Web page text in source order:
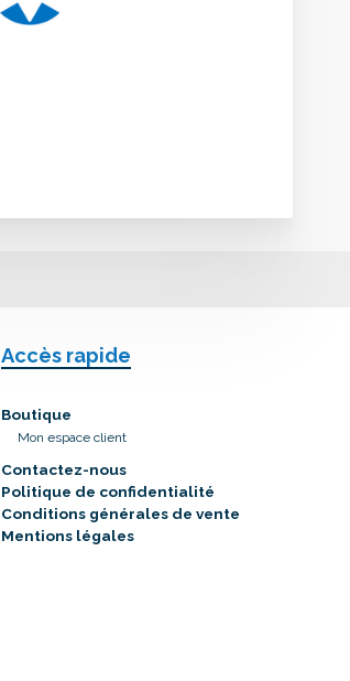
Accès rapide
Boutique
Mon espace client
Contactez-nous
Politique de confidentialité
Conditions générales de vente
Mentions légales